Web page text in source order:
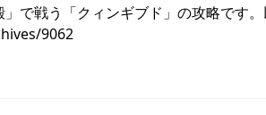
で戦う「クィンギブド」の攻略です
9062